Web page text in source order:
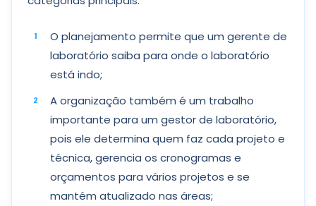
O planejamento permite que um gerente de
laboratório saiba para onde o laboratório
está indo;
A organização também é um trabalho
importante para um gestor de laboratório,
pois ele determina quem faz cada projeto e
técnica, gerencia os cronogramas e
orçamentos para vários projetos e se
mantém atualizado nas áreas;